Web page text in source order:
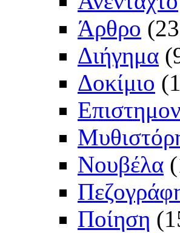
Άρθρο
Διήγημα
Δοκίμιο
Νουβέλα
Ποίηση